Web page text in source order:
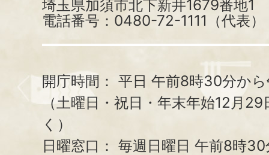
埼玉県加須市北下新井1679番地1
電話番号：0480-72-1111（代表）
開庁時間： 平日 午前8時30分か
（土曜日・祝日・年末年始12月
く）
日曜窓口： 毎週日曜日 午前8時